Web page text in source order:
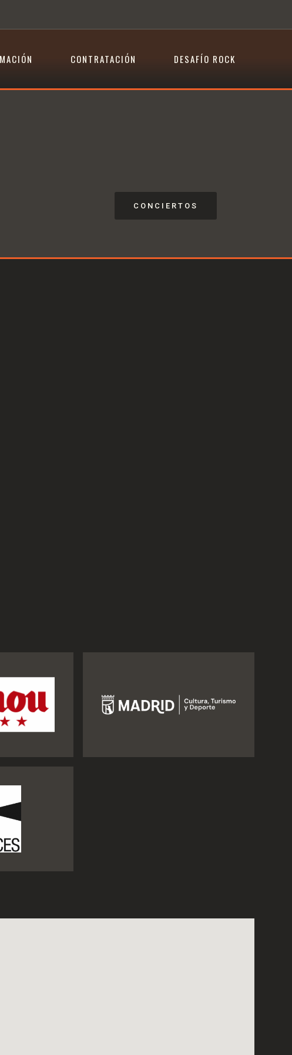
CONTRATACIÓN DESAFÍO ROCK
CONCIERTOS